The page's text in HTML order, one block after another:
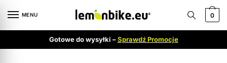
MENU 0
Gotowe do wysyłki –Sprawdź Promocje